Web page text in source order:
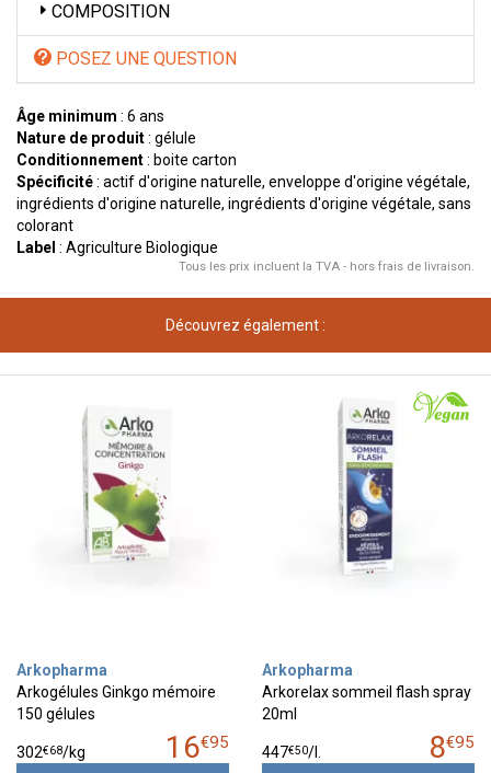
COMPOSITION
POSEZ UNE QUESTION
Âge minimum : 6 ans
Nature de produit: gélule
Conditionnement: boite carton
Spécificité: actif d'origine naturelle, enveloppe d'origine végétale,
ingrédients d'origine naturelle, ingrédients d'origine végétale, sans
colorant
Label : Agriculture Biologique
Tous les prix incluent la TVA - hors frais de livraison.
Découvrez également :
Arkopharma
Arkogélules Ginkgo mémoire
150 gélules
16€95
302€68/kg
Arkopharma
Arkorelax sommeil flash spray
20ml
8€95
447€50/